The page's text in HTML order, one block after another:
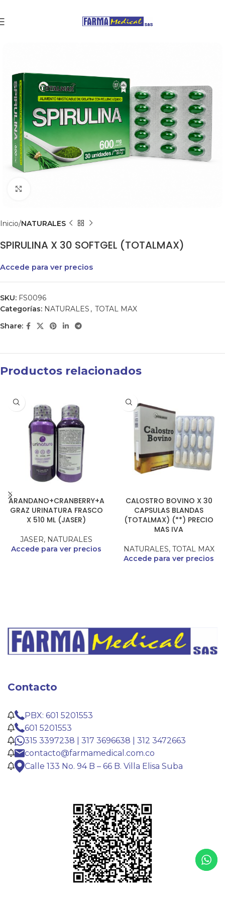
Inicio NATURALES
SPIRULINA X 30 SOFTGEL (TOTALMAX)
Accede para ver precios
SKU: FS0096
Categorías: NATURALES , TOTAL MAX
Share:
Productos relacionados
ARANDANO+CRANBERRY+A
GRAZ URINATURA FRASCO
X 510 ML (JASER)
JASER, NATURALES
Accede para ver precios
CALOSTRO BOVINO X 30
CAPSULAS BLANDAS
(TOTALMAX) (**) PRECIO
MAS IVA
NATURALES, TOTAL MAX
Accede para ver precios
Contacto
PBX: 601 5201553
601 5201553
315 3397238 | 317 3696638 | 312 3472663
contacto@farmamedical.com.co
Calle 133 No. 94 B – 66 B. Villa Elisa Suba